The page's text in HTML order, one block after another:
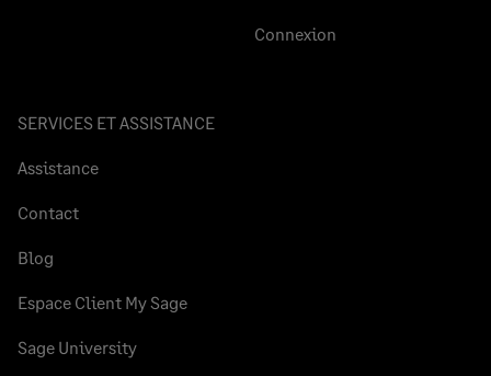
Connexion
SERVICES ET ASSISTANCE
Assistance
Contact
Blog
Espace Client My Sage
Sage University